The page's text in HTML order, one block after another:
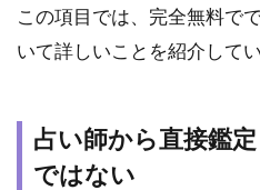
るわ
はな
あり
きた
この項目では、完全無料で
いて詳しいことを紹介してい
占い師から直接鑑
ではない